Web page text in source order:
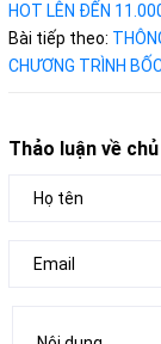
HOT LÊN ĐẾN
Bài tiếp theo:
CHƯƠNG TRÌNH
Thảo luận về